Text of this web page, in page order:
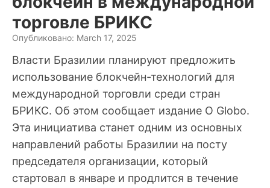
торговле БРИКС
Опубликовано: March 17, 2025
Власти Бразилии планируют предложить
использование блокчейн-технологий для
международной торговли среди стран
БРИКС. Об этом сообщает издание O Globo.
Эта инициатива станет одним из основных
направлений работы Бразилии на посту
председателя организации, который
стартовал в январе и продлится в течение